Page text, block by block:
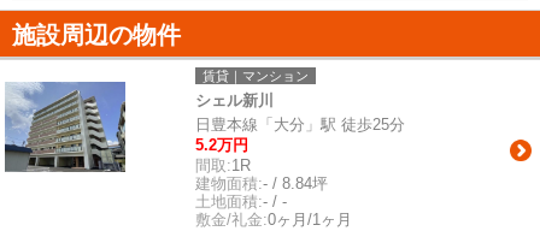
施設周辺の物件
賃貸｜マンション
シェル新川
日豊本線「大分」駅 徒歩25分
5.2万円
間取:1R
建物面積:- / 8.84坪
土地面積:- / -
敷金/礼金:0ヶ月/1ヶ月